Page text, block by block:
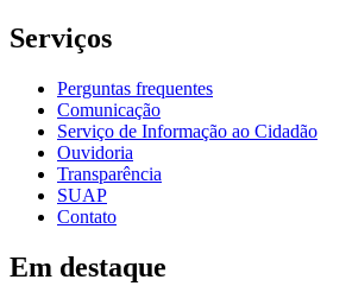
Serviços
Perguntas frequentes
Comunicação
Serviço de Informação ao Cidadão
Ouvidoria
Transparência
SUAP
Contato
Em destaque